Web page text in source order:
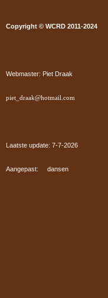
Copyright © WCRD 2011-2024
Webmaster: Piet Draak
piet_draak@hotmail.com
Laatste update: 7-7-2026
Aangepast: dansen